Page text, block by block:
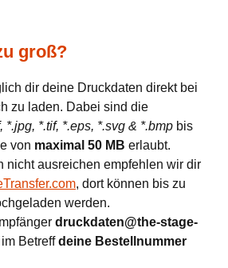
groß?
dir deine Druckdaten direkt bei
zu laden. Dabei sind die
*.jpg, *.tif, *.eps, *.svg & *.bmp bis
von maximal 50 MB erlaubt.
nicht ausreichen empfehlen wir dir
, dort können bis zu
werden.
druckdaten@the-stage-
Betreffdeine Bestellnummer